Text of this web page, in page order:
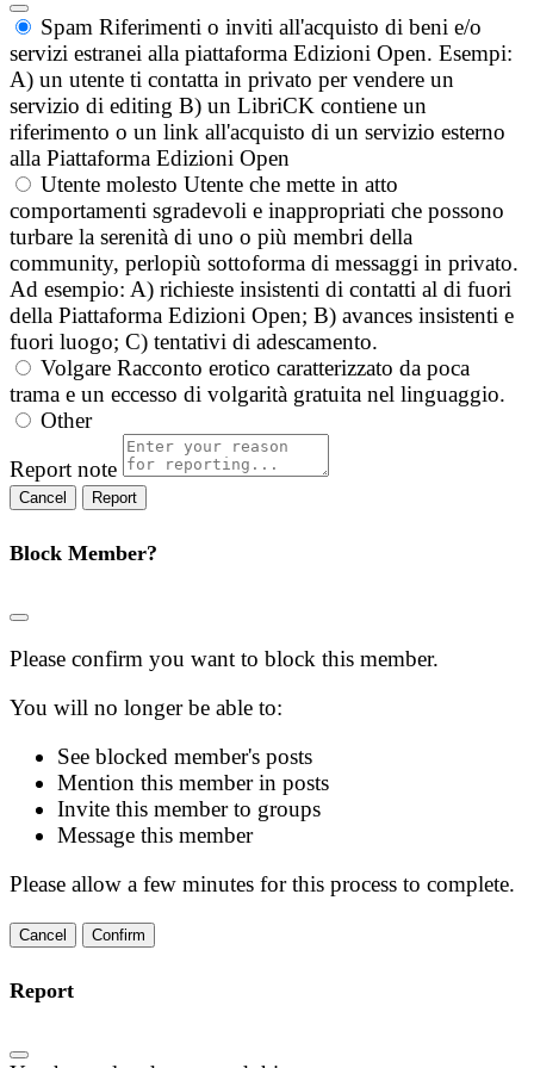
Spam Riferimenti o inviti all'acquisto di beni e/o
servizi estranei alla piattaforma Edizioni Open. Esempi:
A) un utente ti contatta in privato per vendere un
servizio di editing B) un LibriCK contiene un
riferimento o un link all'acquisto di un servizio esterno
alla Piattaforma Edizioni Open
Utente molesto Utente che mette in atto
comportamenti sgradevoli e inappropriati che possono
turbare la serenità di uno o più membri della
community, perlopiù sottoforma di messaggi in privato.
Ad esempio: A) richieste insistenti di contatti al di fuori
della Piattaforma Edizioni Open; B) avances insistenti e
fuori luogo; C) tentativi di adescamento.
Volgare Racconto erotico caratterizzato da poca
trama e un eccesso di volgarità gratuita nel linguaggio.
Other
Report note
Report
Block Member?
Please confirm you want to block this member.
You will no longer be able to:
See blocked member's posts
Mention this member in posts
Invite this member to groups
Message this member
Please allow a few minutes for this process to complete.
Confirm
Report